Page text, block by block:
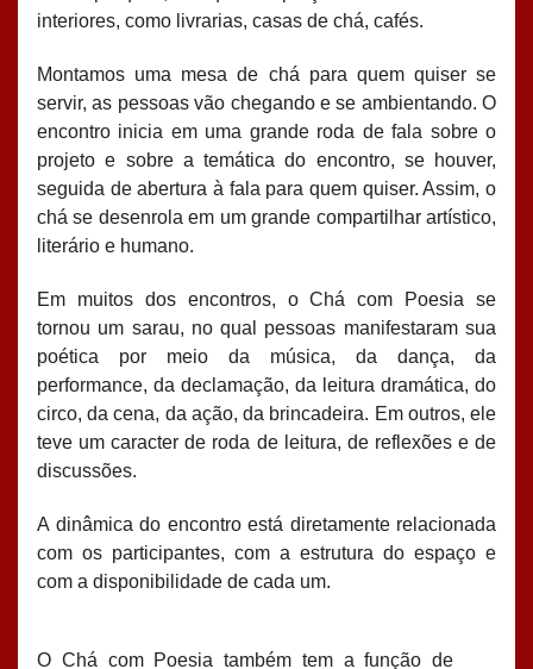
interiores, como livrarias, casas de chá, cafés.
Montamos uma mesa de chá para quem quiser se
servir, as pessoas vão chegando e se ambientando. O
encontro inicia em uma grande roda de fala sobre o
projeto e sobre a temática do encontro, se houver,
seguida de abertura à fala para quem quiser. Assim, o
chá se desenrola em um grande compartilhar artístico,
literário e humano.
Em muitos dos encontros, o Chá com Poesia se
tornou um sarau, no qual pessoas manifestaram sua
poética por meio da música, da dança, da
performance, da declamação, da leitura dramática, do
circo, da cena, da ação, da brincadeira. Em outros, ele
teve um caracter de roda de leitura, de reflexões e de
discussões.
A dinâmica do encontro está diretamente relacionada
com os participantes, com a estrutura do espaço e
com a disponibilidade de cada um.
O Chá com Poesia também tem a função de